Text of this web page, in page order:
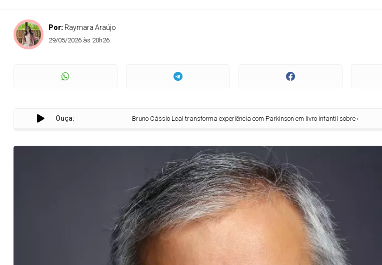
Por: Raymara Araújo
29/05/2026 às 20h26
Ouça: Bruno Cássio Leal transforma experiência com Parkinson em livro infantil sobre empatia e acolhimento